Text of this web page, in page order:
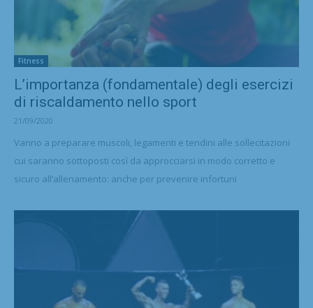
Fitness
L’importanza (fondamentale) degli esercizi
di riscaldamento nello sport
21/09/2020
Vanno a preparare muscoli, legamenti e tendini alle sollecitazioni
cui saranno sottoposti così da approcciarsi in modo corretto e
sicuro all’allenamento: anche per prevenire infortuni